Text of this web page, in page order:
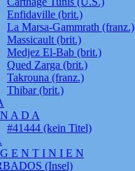
Enfidaville (brit.)
La Marsa-Gammrath (franz.)
Massicault (brit.)
Medjez El-Bab (brit.)
Qued Zarga (brit.)
Takrouna (franz.)
Thibar (brit.)
A D A
#41444 (kein Titel)
E N T I N I E N
(Insel)